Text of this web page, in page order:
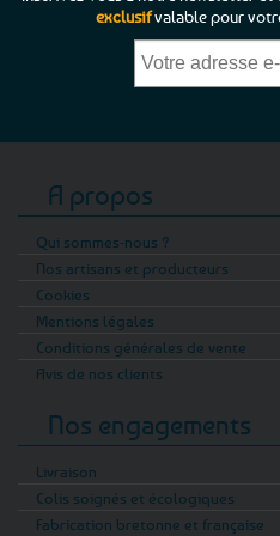
exclusifvalable pour
A propos
Qui sommes-nous ?
Nos artisans et producteurs
Cookies
Mentions légales
Conditions générales de vente
Avis de nos clients
Nos engagements
Livraison
Colis soignés et écologiques
Fabrication bretonne et française